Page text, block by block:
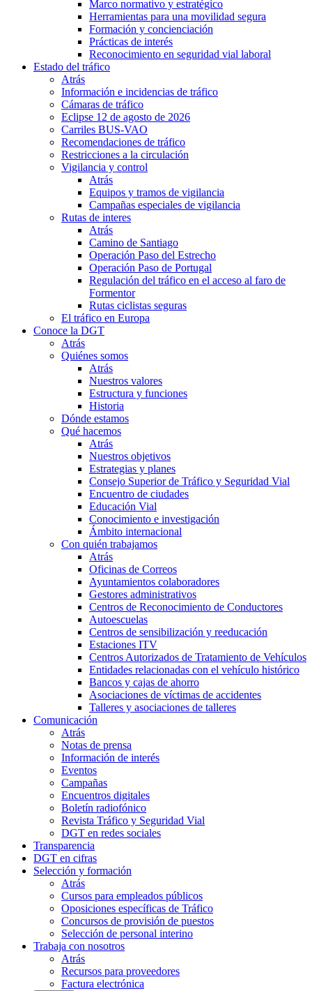
Marco normativo y estratégico
Herramientas para una movilidad segura
Formación y concienciación
Prácticas de interés
Reconocimiento en seguridad vial laboral
Estado del tráfico
Atrás
Información e incidencias de tráfico
Cámaras de tráfico
Eclipse 12 de agosto de 2026
Carriles BUS-VAO
Recomendaciones de tráfico
Restricciones a la circulación
Vigilancia y control
Atrás
Equipos y tramos de vigilancia
Campañas especiales de vigilancia
Rutas de interes
Atrás
Camino de Santiago
Operación Paso del Estrecho
Operación Paso de Portugal
Regulación del tráfico en el acceso al faro de
Formentor
Rutas ciclistas seguras
El tráfico en Europa
Conoce la DGT
Atrás
Quiénes somos
Atrás
Nuestros valores
Estructura y funciones
Historia
Dónde estamos
Qué hacemos
Atrás
Nuestros objetivos
Estrategias y planes
Consejo Superior de Tráfico y Seguridad Vial
Encuentro de ciudades
Educación Vial
Conocimiento e investigación
Ámbito internacional
Con quién trabajamos
Atrás
Oficinas de Correos
Ayuntamientos colaboradores
Gestores administrativos
Centros de Reconocimiento de Conductores
Autoescuelas
Centros de sensibilización y reeducación
Estaciones ITV
Centros Autorizados de Tratamiento de Vehículos
Entidades relacionadas con el vehículo histórico
Bancos y cajas de ahorro
Asociaciones de víctimas de accidentes
Talleres y asociaciones de talleres
Comunicación
Atrás
Notas de prensa
Información de interés
Eventos
Campañas
Encuentros digitales
Boletín radiofónico
Revista Tráfico y Seguridad Vial
DGT en redes sociales
Transparencia
DGT en cifras
Selección y formación
Atrás
Cursos para empleados públicos
Oposiciones específicas de Tráfico
Concursos de provisión de puestos
Selección de personal interino
Trabaja con nosotros
Atrás
Recursos para proveedores
Factura electrónica